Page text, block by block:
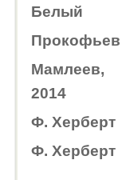
Белый
Прокофьев
Мамлеев,
2014
Ф. Херберт
Ф. Херберт